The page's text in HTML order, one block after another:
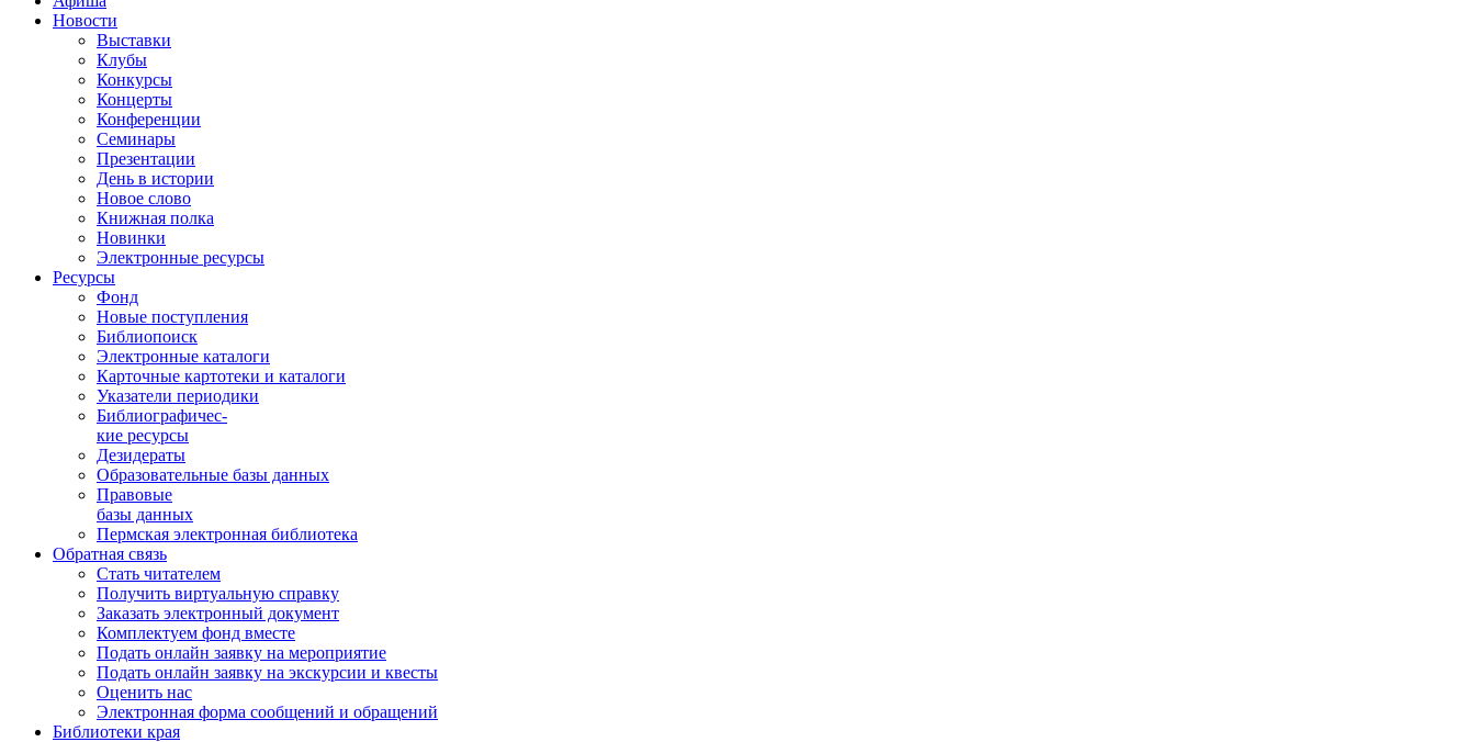
Новости
Выставки
Клубы
Конкурсы
Концерты
Конференции
Семинары
Презентации
День в истории
Новое слово
Книжная полка
Новинки
Электронные ресурсы
Ресурсы
Фонд
Новые поступления
Библиопоиск
Электронные каталоги
Карточные картотеки и каталоги
Указатели периодики
Библиографичес-
кие ресурсы
Дезидераты
Образовательные базы данных
Правовые
базы данных
Пермская электронная библиотека
Обратная связь
Стать читателем
Получить виртуальную справку
Заказать электронный документ
Комплектуем фонд вместе
Подать онлайн заявку на мероприятие
Подать онлайн заявку на экскурсии и квесты
Оценить нас
Электронная форма сообщений и обращений
Библиотеки края